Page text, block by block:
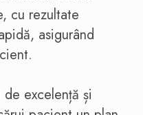
cu rezultate
asigurând
excelență și